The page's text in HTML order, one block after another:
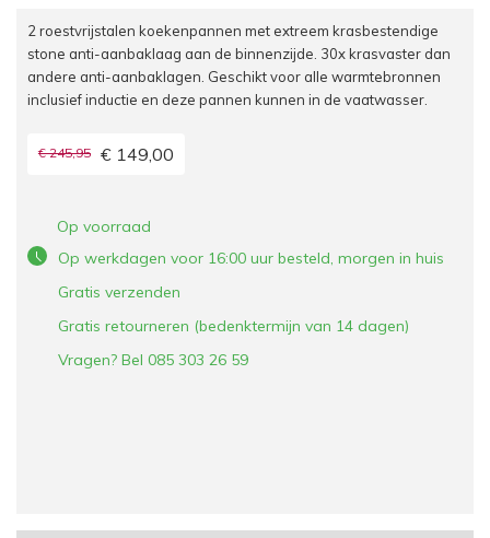
2 roestvrijstalen koekenpannen met extreem krasbestendige
stone anti-aanbaklaag aan de binnenzijde. 30x krasvaster dan
andere anti-aanbaklagen. Geschikt voor alle warmtebronnen
inclusief inductie en deze pannen kunnen in de vaatwasser.
€ 245,95 € 149,00
Op voorraad
Op werkdagen voor 16:00 uur besteld, morgen in huis
Gratis verzenden
Gratis retourneren (bedenktermijn van 14 dagen)
Vragen? Bel 085 303 26 59